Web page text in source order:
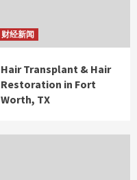
财经新闻
Hair Transplant & Hair
Restoration in Fort
Worth, TX